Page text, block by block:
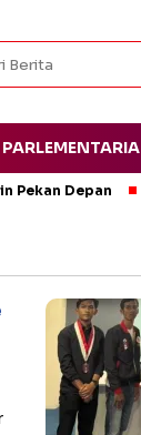
PARLEMENTARIA
Pekan Depan